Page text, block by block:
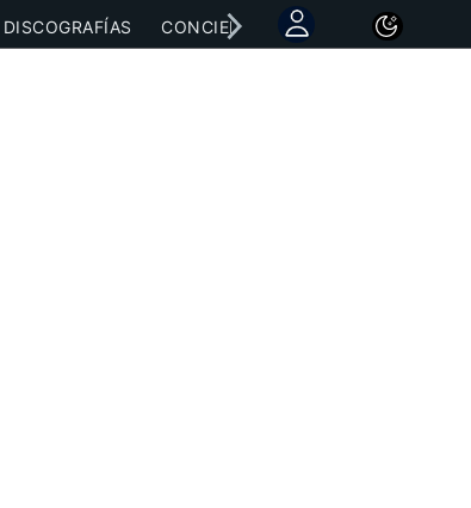
DISCOGRAFÍAS CONCIERTOS LETRAS